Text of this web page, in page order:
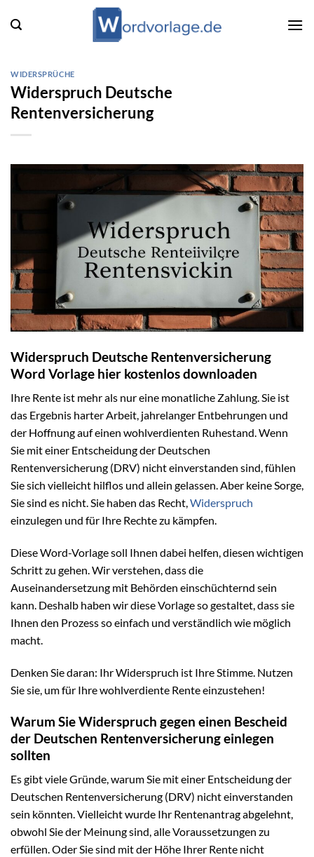
Inhalt
WIDERSPRÜCHE
Widerspruch Deutsche
Rentenversicherung
Widerspruch Deutsche Rentenversicherung
Word Vorlage hier kostenlos downloaden
Ihre Rente ist mehr als nur eine monatliche Zahlung. Sie ist
das Ergebnis harter Arbeit, jahrelanger Entbehrungen und
der Hoffnung auf einen wohlverdienten Ruhestand. Wenn
Sie mit einer Entscheidung der Deutschen
Rentenversicherung (DRV) nicht einverstanden sind, fühlen
Sie sich vielleicht hilflos und allein gelassen. Aber keine Sorge,
Sie sind es nicht. Sie haben das Recht,Widerspruch
einzulegen und für Ihre Rechte zu kämpfen.
Diese Word-Vorlage soll Ihnen dabei helfen, diesen wichtigen
Schritt zu gehen. Wir verstehen, dass die
Auseinandersetzung mit Behörden einschüchternd sein
kann. Deshalb haben wir diese Vorlage so gestaltet, dass sie
Ihnen den Prozess so einfach und verständlich wie möglich
macht.
Denken Sie daran: Ihr Widerspruch ist Ihre Stimme. Nutzen
Sie sie, um für Ihre wohlverdiente Rente einzustehen!
Warum Sie Widerspruch gegen einen Bescheid
der Deutschen Rentenversicherung einlegen
sollten
Es gibt viele Gründe, warum Sie mit einer Entscheidung der
Deutschen Rentenversicherung (DRV) nicht einverstanden
sein könnten. Vielleicht wurde Ihr Rentenantrag abgelehnt,
obwohl Sie der Meinung sind, alle Voraussetzungen zu
erfüllen. Oder Sie sind mit der Höhe Ihrer Rente nicht